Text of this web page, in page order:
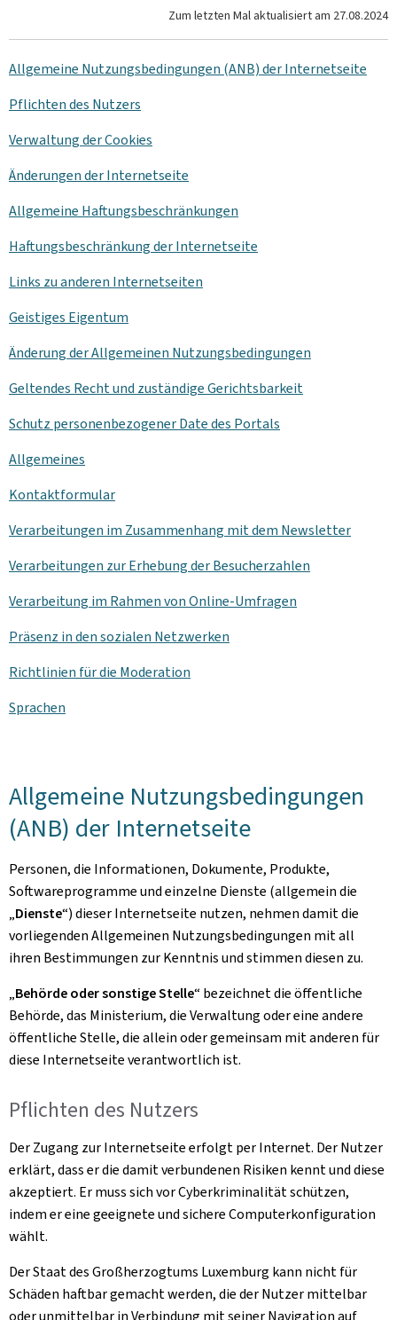
Zum letzten Mal aktualisiert am 27.08.2024
Allgemeine Nutzungsbedingungen (ANB) der Internetseite
Pflichten des Nutzers
Verwaltung derCookies
Änderungen der Internetseite
Allgemeine Haftungsbeschränkungen
Haftungsbeschränkung der Internetseite
Links zu anderen Internetseiten
Geistiges Eigentum
Änderung der Allgemeinen Nutzungsbedingungen
Geltendes Recht und zuständige Gerichtsbarkeit
Schutz personenbezogener Date des Portals
Allgemeines
Kontaktformular
Verarbeitungen im Zusammenhang mit dem Newsletter
Verarbeitungen zur Erhebung der Besucherzahlen
Verarbeitung im Rahmen von Online-Umfragen
Präsenz in den sozialen Netzwerken
Richtlinien für die Moderation
Sprachen
Allgemeine Nutzungsbedingungen
(ANB) der Internetseite
Personen, die Informationen, Dokumente, Produkte,
Softwareprogramme und einzelne Dienste (allgemein die
„Dienste“) dieser Internetseite nutzen, nehmen damit die
vorliegenden Allgemeinen Nutzungsbedingungen mit all
ihren Bestimmungen zur Kenntnis und stimmen diesen zu.
„Behörde oder sonstige Stelle“ bezeichnet die öffentliche
Behörde, das Ministerium, die Verwaltung oder eine andere
öffentliche Stelle, die allein oder gemeinsam mit anderen für
diese Internetseite verantwortlich ist.
Pflichten des Nutzers
Der Zugang zur Internetseite erfolgt per Internet. Der Nutzer
erklärt, dass er die damit verbundenen Risiken kennt und diese
akzeptiert. Er muss sich vor Cyberkriminalität schützen,
indem er eine geeignete und sichere Computerkonfiguration
wählt.
Der Staat des Großherzogtums Luxemburg kann nicht für
Schäden haftbar gemacht werden, die der Nutzer mittelbar
oder unmittelbar in Verbindung mit seiner Navigation auf